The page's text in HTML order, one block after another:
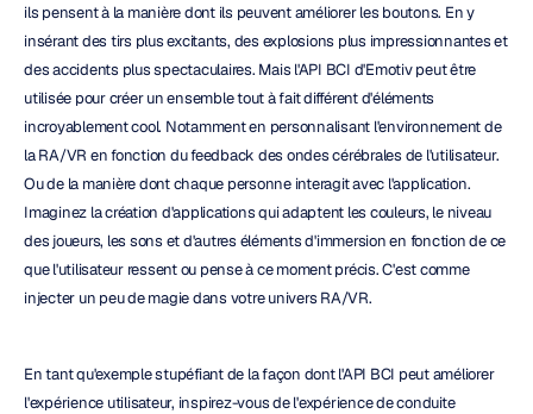
ils pensent à la manière dont ils peuvent améliorer les boutons. En y
insérant des tirs plus excitants, des explosions plus impressionnantes et
des accidents plus spectaculaires. Mais l'API BCI d'Emotiv peut être
utilisée pour créer un ensemble tout à fait différent d'éléments
incroyablement cool. Notamment en personnalisant l'environnement de
la RA/VR en fonction du feedback des ondes cérébrales de l'utilisateur.
Ou de la manière dont chaque personne interagit avec l'application.
Imaginez la création d'applications qui adaptent les couleurs, le niveau
des joueurs, les sons et d'autres éléments d'immersion en fonction de ce
que l'utilisateur ressent ou pense à ce moment précis. C'est comme
injecter un peu de magie dans votre univers RA/VR.
En tant qu'exemple stupéfiant de la façon dont l'API BCI peut améliorer
l'expérience utilisateur, inspirez-vous de l'expérience de conduite